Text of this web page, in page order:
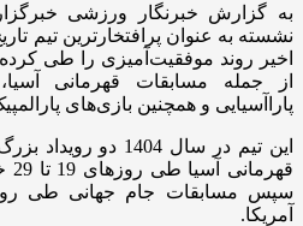
به گزارش خبرنگار ورزشی
نشسته به عنوان پرافتخارترین تیم
اخیر روند موفقیت‌آمیزی را طی
از جمله مسابقات قهرمانی
پاراآسیایی و همچنین بازی‌های
این تیم در سال 1404
آمریکا.